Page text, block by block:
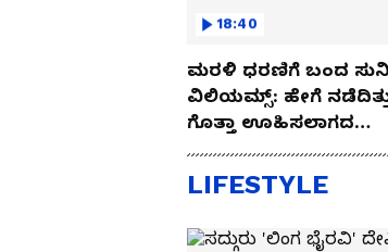
18:40
ಮರಳಿ ಧರಣಿಗೆ ಬಂದ
ವಿಲಿಯಮ್ಸ್: ಹೇಗೆ
ಗೊತ್ತಾ ಊಹಿಸಲಾಗದ
ಕಾರ್ಯಾಚರಣೆ?
LIFESTYLE